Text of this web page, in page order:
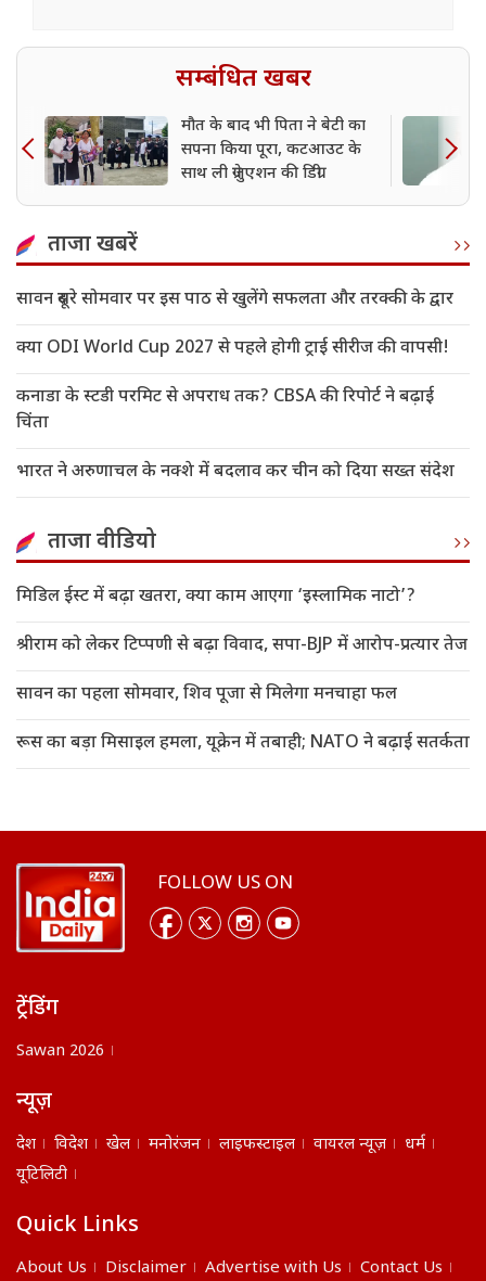
सम्बंधित खबर
मौत के बाद भी पिता ने बेटी का
सपना किया पूरा, कटआउट के
साथ ली ग्रेजुएशन की डिग्री
ताजा खबरें
सावन दूसरे सोमवार पर इस पाठ से खुलेंगे सफलता और तरक्की के द्वार
क्या ODI World Cup 2027 से पहले होगी ट्राई सीरीज की वापसी!
कनाडा के स्टडी परमिट से अपराध तक? CBSA की रिपोर्ट ने बढ़ाई
चिंता
भारत ने अरुणाचल के नक्शे में बदलाव कर चीन को दिया सख्त संदेश
ताजा वीडियो
मिडिल ईस्ट में बढ़ा खतरा, क्या काम आएगा ‘इस्लामिक नाटो’?
श्रीराम को लेकर टिप्पणी से बढ़ा विवाद, सपा-BJP में आरोप-प्रत्यार तेज
सावन का पहला सोमवार, शिव पूजा से मिलेगा मनचाहा फल
रूस का बड़ा मिसाइल हमला, यूक्रेन में तबाही; NATO ने बढ़ाई सतर्कता
FOLLOW US ON
ट्रेंडिंग
Sawan 2026
न्यूज़
देश विदेश खेल मनोरंजन लाइफस्टाइल वायरल न्यूज़
धर्म
यूटिलिटी
Quick Links
About Us Disclaimer Advertise with Us Contact Us